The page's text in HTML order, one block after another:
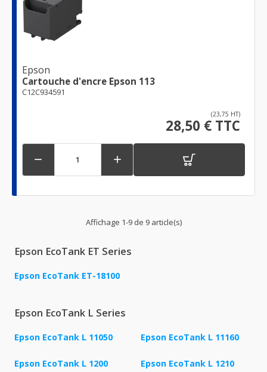
Epson
Cartouche d'encre Epson 113
C12C934591
(23,75 HT)
28,50 € TTC
 
Affichage 1-9 de 9 article(s)
Epson EcoTank ET Series
Epson EcoTank ET-18100
Epson EcoTank L Series
Epson EcoTank L 11050 Epson EcoTank L 11160
Epson EcoTank L 1200
Epson EcoTank L 1210